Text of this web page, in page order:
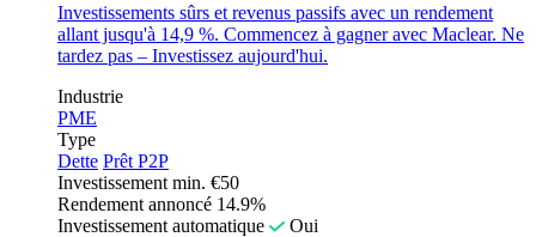
Investissements sûrs et revenus passifs avec un rendement
allant jusqu'à 14,9 %. Commencez à gagner avec Maclear. Ne
tardez pas – Investissez aujourd'hui.
Industrie
PME
Type
Dette Prêt P2P
Investissement min. €50
Rendement annoncé 14.9%
Investissement automatique
Oui